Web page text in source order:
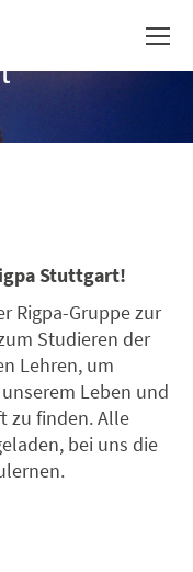
Stuttgart!
Rigpa-Gruppe zur
Studieren der
Lehren, um
Leben und
zu finden. Alle
bei uns die